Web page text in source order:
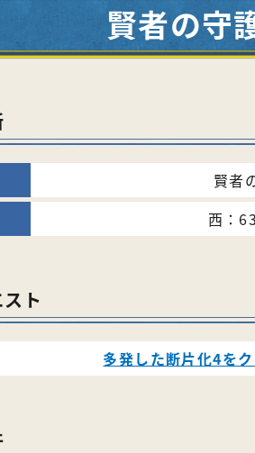
賢者の守
賢者
西：
ト
多発した断片化4を